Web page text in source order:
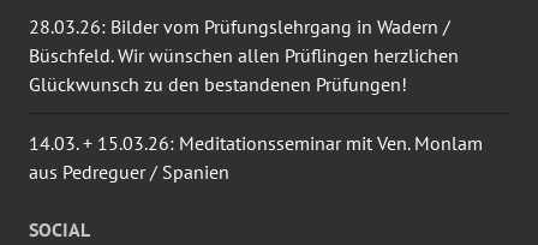
28.03.26: Bilder vom Prüfungslehrgang in Wadern /
Büschfeld. Wir wünschen allen Prüflingen herzlichen
Glückwunsch zu den bestandenen Prüfungen!
14.03. + 15.03.26: Meditationsseminar mit Ven. Monlam
aus Pedreguer / Spanien
SOCIAL